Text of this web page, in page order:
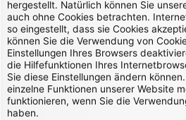
hergestellt. Natürlich können Sie
auch ohne Cookies betrachten.
so eingestellt, dass sie Cookies
können Sie die Verwendung von
Einstellungen Ihres Browsers
die Hilfefunktionen Ihres
Sie diese Einstellungen ändern
einzelne Funktionen unserer Website
funktionieren, wenn Sie die
haben.